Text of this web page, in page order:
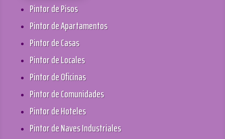
Pintor de Pisos
Pintor de Apartamentos
Pintor de Casas
Pintor de Locales
Pintor de Oficinas
Pintor de Comunidades
Pintor de Hoteles
Pintor de Naves Industriales